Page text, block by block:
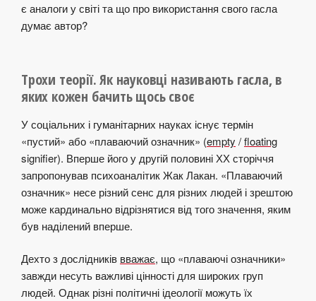
є аналоги у світі та що про використання свого гасла
думає автор?
Трохи теорії. Як науковці називають гасла, в
яких кожен бачить щось своє
У соціальних і гуманітарних науках існує термін
«пустий» або «плаваючий означник» (empty /floating
signifier). Вперше його у другій половині ХХ сторіччя
запропонував психоаналітик Жак Лакан. «Плаваючий
означник» несе різний сенс для різних людей і зрештою
може кардинально відрізнятися від того значення, яким
був наділений вперше.
Дехто з дослідників вважає, що «плаваючі означники»
завжди несуть важливі цінності для широких груп
людей. Однак різні політичні ідеології можуть їх